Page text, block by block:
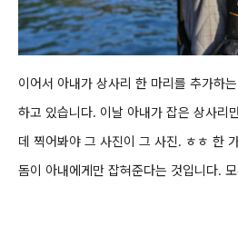
이어서 아내가 상사리 한 마리를 추가하
하고 있습니다. 이날 아내가 잡은 상사리
데 찍어봐야 그 사진이 그 사진. ㅎㅎ 한
돔이 아내에게만 잡혀준다는 것입니다.